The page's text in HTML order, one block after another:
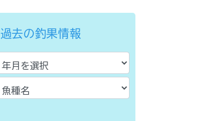
過去の釣果情報